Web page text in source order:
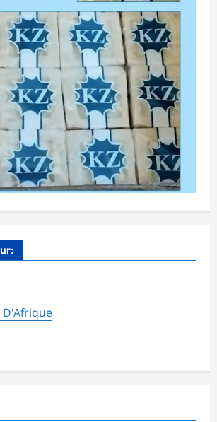
D'Afrique